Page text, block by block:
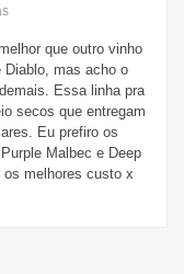
que outro vinho
mas acho o
Essa linha pra
secos que entregam
Eu prefiro os
Malbec e Deep
os melhores custo x